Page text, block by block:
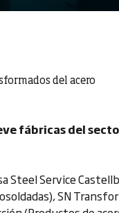
del acero
fábricas del
Steel Service
SN